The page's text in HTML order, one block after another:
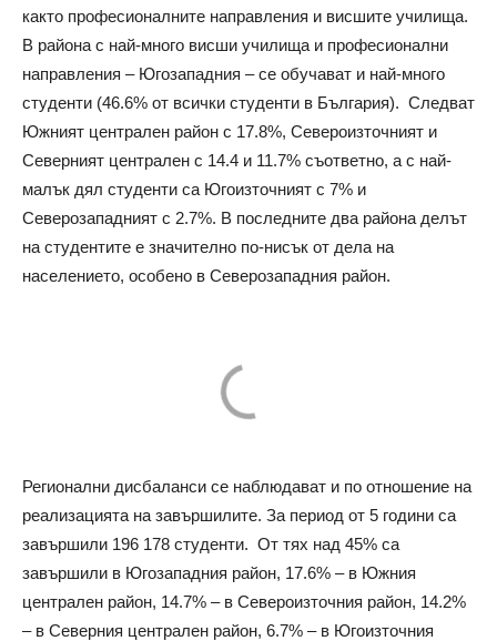
както професионалните направления и висшите училища.
В района с най-много висши училища и професионални
направления – Югозападния – се обучават и най-много
студенти (46.6% от всички студенти в България). Следват
Южният централен район с 17.8%, Североизточният и
Северният централен с 14.4 и 11.7% съответно, а с най-
малък дял студенти са Югоизточният с 7% и
Северозападният с 2.7%. В последните два района делът
на студентите е значително по-нисък от дела на
населението, особено в Северозападния район.
Регионални дисбаланси се наблюдават и по отношение на
реализацията на завършилите. За период от 5 години са
завършили 196 178 студенти. От тях над 45% са
завършили в Югозападния район, 17.6% – в Южния
централен район, 14.7% – в Североизточния район, 14.2%
– в Северния централен район, 6.7% – в Югоизточния